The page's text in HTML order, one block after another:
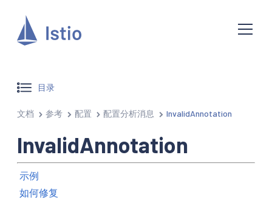
目录
文档 参考 配置 配置分析消息 InvalidAnnotation
InvalidAnnotation
示例
如何修复